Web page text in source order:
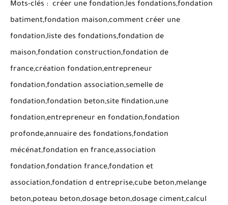
Mots-clés : créer une fondation,les fondations,fondation
batiment,fondation maison,comment créer une
fondation,liste des fondations,fondation de
maison,fondation construction,fondation de
france,création fondation,entrepreneur
fondation,fondation association,semelle de
fondation,fondation beton,site findation,une
fondation,entrepreneur en fondation,fondation
profonde,annuaire des fondations,fondation
mécénat,fondation en france,association
fondation,fondation france,fondation et
association,fondation d entreprise,cube beton,melange
beton,poteau beton,dosage beton,dosage ciment,calcul